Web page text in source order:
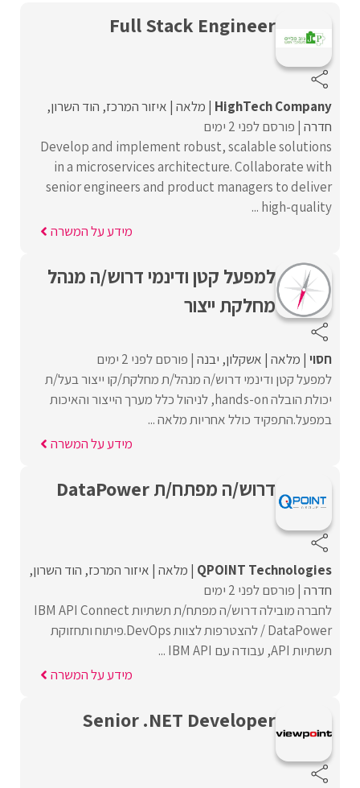
Full Stack Engineer
HighTech Company מלאה איזור המרכז הוד השרון
חדרה פורסם לפני 2 ימים
Develop and implement robust, scalable solutions
in a microservices architecture. Collaborate with
senior engineers and product managers to deliver
high-quality ...
מידע על המשרה
למפעל קטן ודינמי דרוש/ה מנהל
מחלקת ייצור
חסוי מלאה אשקלון יבנה פורסם לפני 2 ימים
למפעל קטן ודינמי דרוש/ה מנהל/ת מחלקת/קו ייצור בעל/ת
יכולת הובלה hands-on, לניהול כלל מערך הייצור והאיכות
במפעל.התפקיד כולל אחריות מלאה ...
מידע על המשרה
דרוש/ה מפתח/ת DataPower
QPOINT Technologies מלאה איזור המרכז הוד השרון
חדרה פורסם לפני 2 ימים
לחברה מובילה דרוש/ה מפתח/ת תשתיות IBM API Connect
/ DataPower להצטרפות לצוות DevOps.פיתוח ותחזוקת
תשתיות API, עבודה עם IBM API ...
מידע על המשרה
Senior .NET Developer